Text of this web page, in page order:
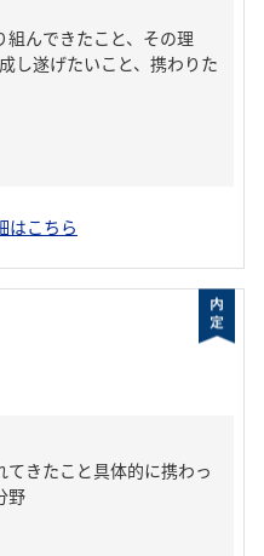
んできたこと、その理
し遂げたいこと、携わりた
はこちら
きたこと具体的に携わっ
野